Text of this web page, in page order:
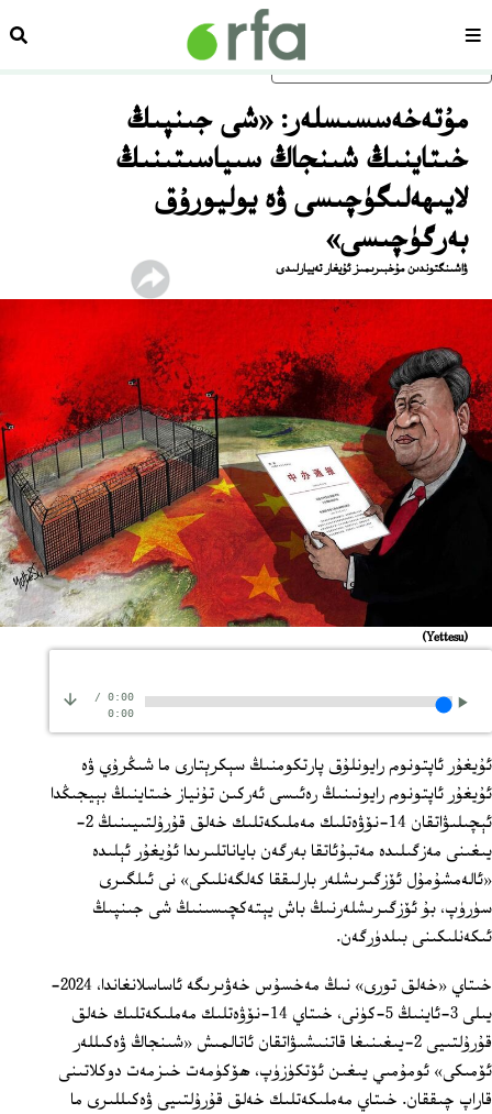
ئاساسلىق مەزمۇنغا ئاتلاڭسەھىپە
مۇتەخەسسىسلەر: «شى جىنپىڭ
خىتاينىڭ شىنجاڭ سىياسىتىنىڭ
لايىھەلىگۈچىسى ۋە يوليورۇق
بەرگۈچىسى»
ۋاشىنگتوندىن مۇخبىرىمىز ئۇيغار تەييارلىدى
(Yettesu)
0:00
/
0:00
ئۇيغۇر ئاپتونوم رايونلۇق پارتكومنىڭ سېكرېتارى ما شىڭرۇي ۋە
ئۇيغۇر ئاپتونوم رايونىنىڭ رەئىسى ئەركىن تۇنياز خىتاينىڭ بېيجىڭدا
ئېچىلىۋاتقان 14-نۆۋەتلىك مەملىكەتلىك خەلق قۇرۇلتىيىنىڭ 2-
يىغىنى مەزگىلىدە مەتبۇئاتقا بەرگەن باياناتلىرىدا ئۇيغۇر ئېلىدە
«ئالەمشۇمۇل ئۆزگىرىشلەر بارلىققا كەلگەنلىكى» نى ئىلگىرى
سۈرۈپ، بۇ ئۆزگىرىشلەرنىڭ باش يېتەكچىسىنىڭ شى جىنپىڭ
ئىكەنلىكىنى بىلدۈرگەن.
خىتاي «خەلق تورى» نىڭ مەخسۇس خەۋىرىگە ئاساسلانغاندا، 2024-
يىلى 3-ئاينىڭ 5-كۈنى، خىتاي 14-نۆۋەتلىك مەملىكەتلىك خەلق
قۇرۇلتىيى 2-يىغىنىغا قاتنىشىۋاتقان ئاتالمىش «شىنجاڭ ۋەكىللەر
ئۆمىكى» ئومۇمىي يىغىن ئۆتكۈزۈپ، ھۆكۈمەت خىزمەت دوكلاتىنى
قاراپ چىققان. خىتاي مەملىكەتلىك خەلق قۇرۇلتىيى ۋەكىللىرى ما